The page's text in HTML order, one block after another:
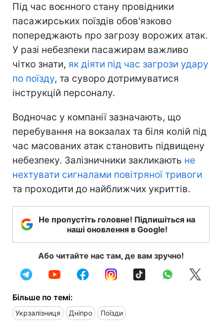
Під час воєнного стану провідники
пасажирських поїздів обов'язково
попереджають про загрозу ворожих атак.
У разі небезпеки пасажирам важливо
чітко знати, як діяти під час загрози удару
по поїзду, та суворо дотримуватися
інструкцій персоналу.
Водночас у компанії зазначають, що
перебування на вокзалах та біля колій під
час масованих атак становить підвищену
небезпеку. Залізничники закликають не
нехтувати сигналами повітряної тривоги
та проходити до найближчих укриттів.
Не пропустіть головне! Підпишіться на
наші оновлення в Google!
Або читайте нас там, де вам зручно!
Більше по темі:
Укрзалізниця Дніпро Поїзди